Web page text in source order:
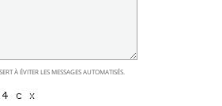
À ÉVITER LES MESSAGES AUTOMATISÉS.